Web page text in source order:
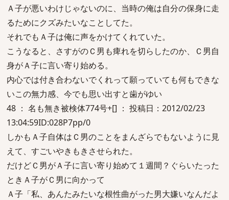
Ａ子が悪いわけじゃないのに、当時の俺は自分の保身に走
るためにクズみたいなことしてた。
それでもＡ子は俺に声をかけてくれていた。
こうなると、さすがのＣ男も痺れを切らしたのか、Ｃ男自
身がＡ子に言い寄り始める。
内心では付き合わないでくれって願っていても何もできな
いこの無力感、今でも思い出すと歯がゆい
48 ： 名も無き被検体774号+[] ： 投稿日：2012/02/23
13:04:59ID:028P7pp/0
しかもＡ子自体はＣ男のことをまんざらでもないように見
えて、すごいやきもきさせられた。
だけどＣ男がＡ子に言い寄り始めて１週間？ぐらいたった
ときＡ子がＣ男に向かって
Ａ子「私、あんたみたいな根性曲がった男大嫌いなんだよ